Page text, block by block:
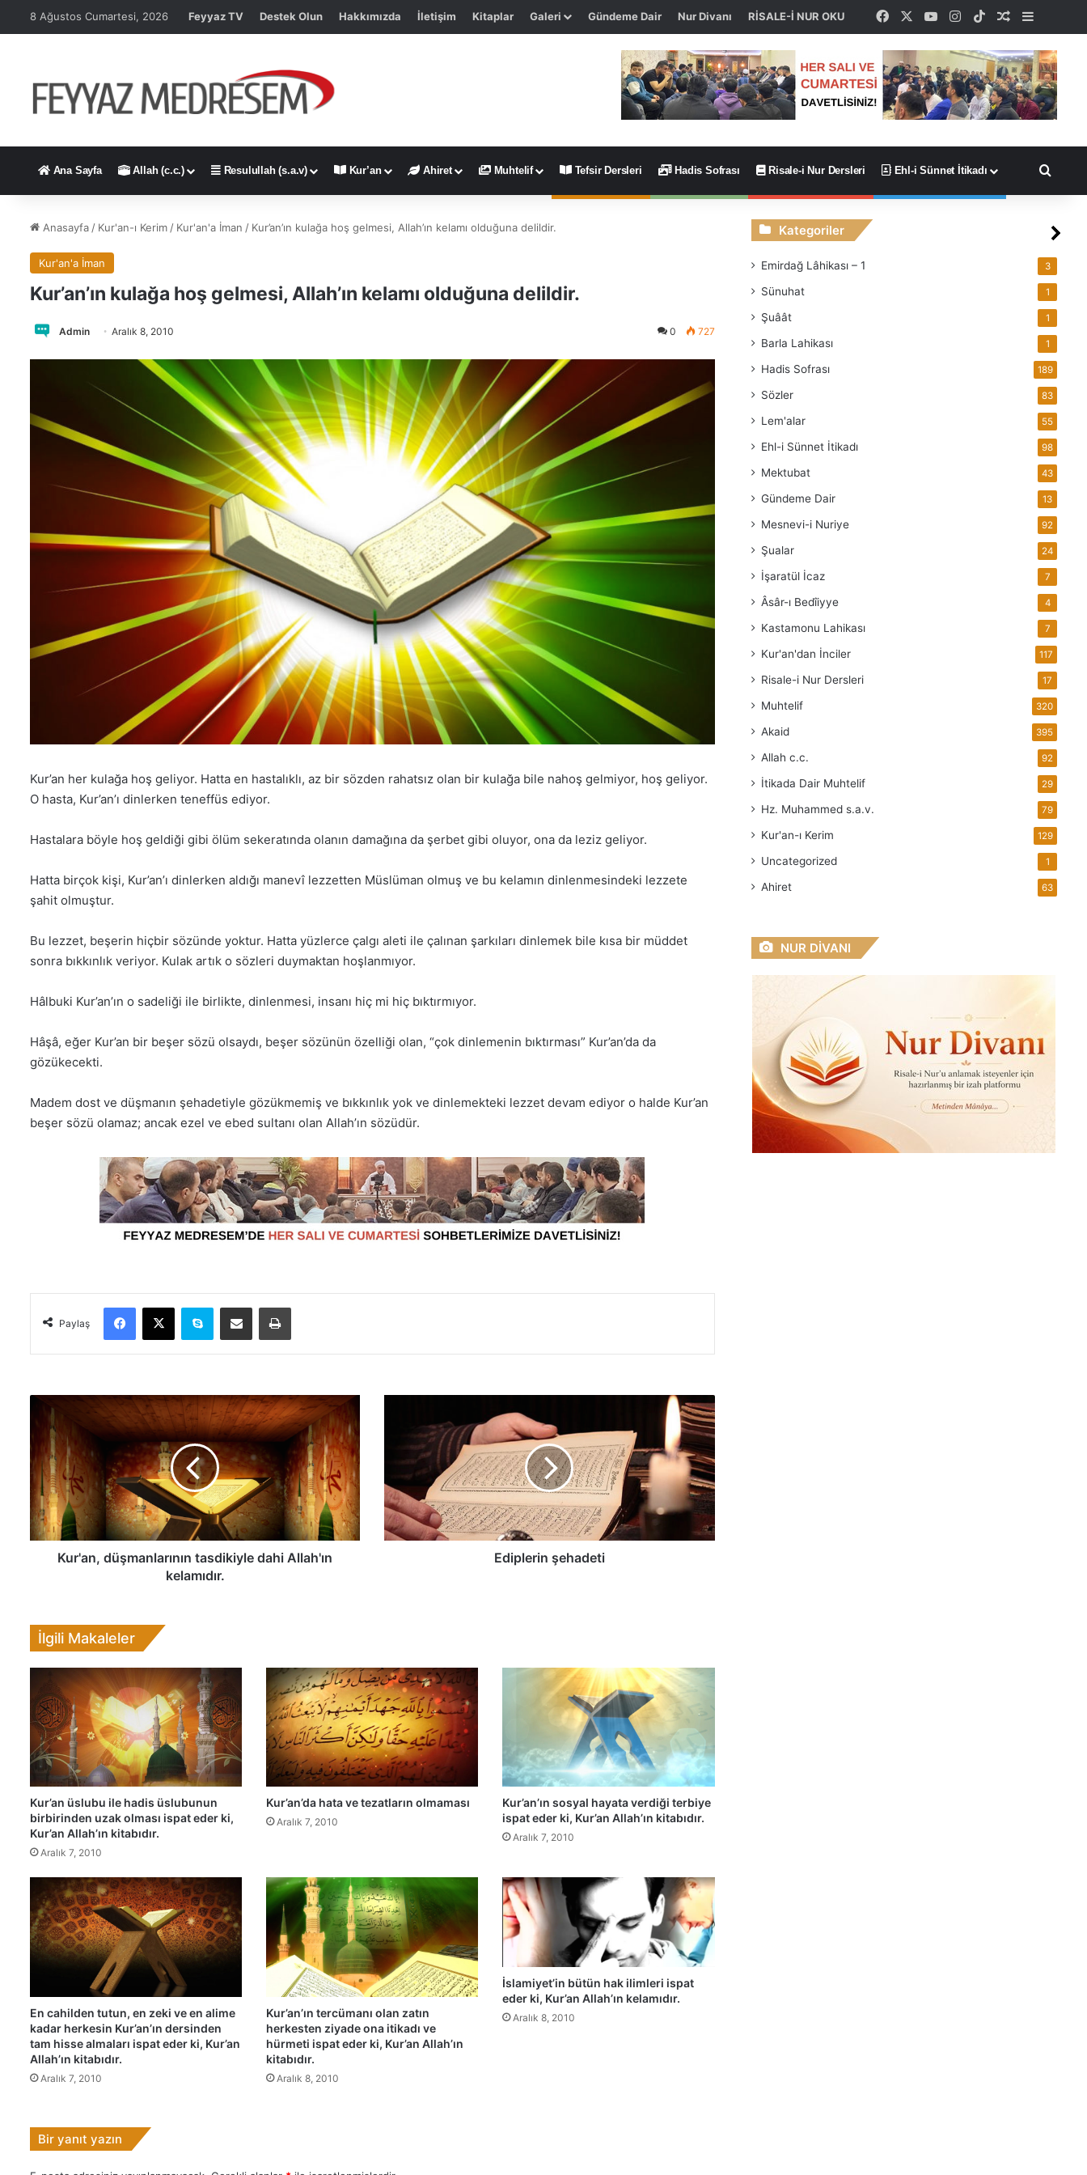
8 Ağustos Cumartesi, 2026 Feyyaz TV Destek Olun Hakkımızda İletişim Kitaplar Galeri Gündeme Dair Nur Divanı RİSALE-İ NUR OKU FacebookYouTubeInstagram
TikTokRastgele
Kenar
Ana Sayfa Allah (c.c.) Resulullah (s.a.v) Kur’an Ahiret Muhtelif Tefsir Dersleri Hadis Sofrası Risale-i Nur Dersleri Ehl-i Sünnet İtikadı
Anasayfa/ Kur'an-ı Kerim/ Kur'an'a İman / Kur’an’ın kulağa hoş gelmesi, Allah’ın kelamı olduğuna delildir.
Kur'an'a İman
Kur’an’ın kulağa hoş gelmesi, Allah’ın kelamı olduğuna delildir.
Admin Aralık 8, 2010 0 727
Kur’an her kulağa hoş geliyor. Hatta en hastalıklı, az bir sözden rahatsız olan bir kulağa bile nahoş gelmiyor, hoş geliyor.
O hasta, Kur’an’ı dinlerken teneffüs ediyor.
Hastalara böyle hoş geldiği gibi ölüm sekeratında olanın damağına da şerbet gibi oluyor, ona da leziz geliyor.
Hatta birçok kişi, Kur’an’ı dinlerken aldığı manevî lezzetten Müslüman olmuş ve bu kelamın dinlenmesindeki lezzete
şahit olmuştur.
Bu lezzet, beşerin hiçbir sözünde yoktur. Hatta yüzlerce çalgı aleti ile çalınan şarkıları dinlemek bile kısa bir müddet
sonra bıkkınlık veriyor. Kulak artık o sözleri duymaktan hoşlanmıyor.
Hâlbuki Kur’an’ın o sadeliği ile birlikte, dinlenmesi, insanı hiç mi hiç bıktırmıyor.
Hâşâ, eğer Kur’an bir beşer sözü olsaydı, beşer sözünün özelliği olan, “çok dinlemenin bıktırması” Kur’an’da da
gözükecekti.
Madem dost ve düşmanın şehadetiyle gözükmemiş ve bıkkınlık yok ve dinlemekteki lezzet devam ediyor o halde Kur’an
beşer sözü olamaz; ancak ezel ve ebed sultanı olan Allah’ın sözüdür.
Paylaş
a
n
,
d
ü
l
n
a
i
k
l
d
a
h
l
l
a
h
'
ı
l
Kur'an, düşmanlarının tasdikiyle dahi Allah'ın
kelamıdır.
e
r
i
n
i
Ediplerin şehadeti
İlgili Makaleler
Kur’an üslubu ile hadis üslubunun
birbirinden uzak olması ispat eder ki,
Kur’an Allah’ın kitabıdır.
Aralık 7, 2010
Kur’an’da hata ve tezatların olmaması
Aralık 7, 2010
Kur’an’ın sosyal hayata verdiği terbiye
ispat eder ki, Kur’an Allah’ın kitabıdır.
Aralık 7, 2010
En cahilden tutun, en zeki ve en alime
kadar herkesin Kur’an’ın dersinden
tam hisse almaları ispat eder ki, Kur’an
Allah’ın kitabıdır.
Aralık 7, 2010
Kur’an’ın tercümanı olan zatın
herkesten ziyade ona itikadı ve
hürmeti ispat eder ki, Kur’an Allah’ın
kitabıdır.
Aralık 8, 2010
İslamiyet’in bütün hak ilimleri ispat
eder ki, Kur’an Allah’ın kelamıdır.
Aralık 8, 2010
Bir yanıt yazın
Kategoriler
Emirdağ Lâhikası – 1 3
Sünuhat 1
Şuâât 1
Barla Lahikası 1
Hadis Sofrası 189
Sözler 83
Lem'alar 55
Ehl-i Sünnet İtikadı 98
Mektubat 43
Gündeme Dair 13
Mesnevi-i Nuriye 92
Şualar 24
İşaratül İcaz 7
Âsâr-ı Bedîiyye 4
Kastamonu Lahikası 7
Kur'an'dan İnciler 117
Risale-i Nur Dersleri 17
Muhtelif 320
Akaid 395
Allah c.c. 92
İtikada Dair Muhtelif 29
Hz. Muhammed s.a.v. 79
Kur'an-ı Kerim 129
Uncategorized 1
Ahiret 63
NUR DİVANI